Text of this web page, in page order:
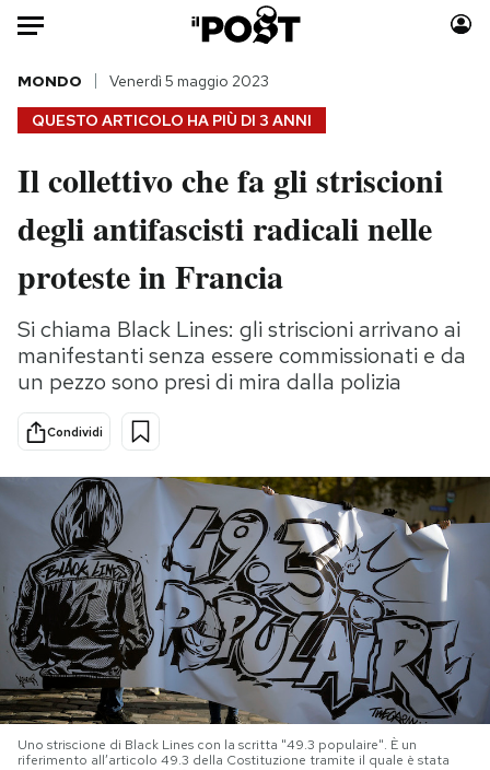
Auto
HOME
Italia
Politica
Tecnologia
Scienza
Sport
Moda
Consumismi
Storie/Idee
Media
Europa
PODCAST
NEWSLETTER
I MIEI PREFERITI
SHOP
QUESTO ARTICOLO HA PIÙ DI 3 ANNI
MONDO Venerdì 5 maggio 2023
Il collettivo che fa gli striscioni
degli antifascisti radicali nelle
proteste in Francia
Si chiama Black Lines: gli striscioni arrivano ai
manifestanti senza essere commissionati e da
un pezzo sono presi di mira dalla polizia
Condividi
Uno striscione di Black Lines con la scritta "49.3 populaire". È un
riferimento all’articolo 49.3 della Costituzione tramite il quale è stata